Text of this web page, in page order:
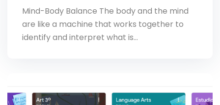
Mind-Body Balance The body and the mind
are like a machine that works together to
identify and interpret what is…